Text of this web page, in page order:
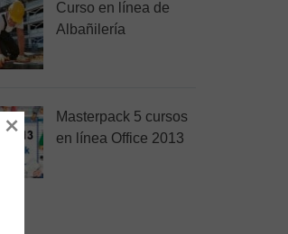
Curso en línea de
Albañilería
Masterpack 5 cursos
en línea Office 2013
×